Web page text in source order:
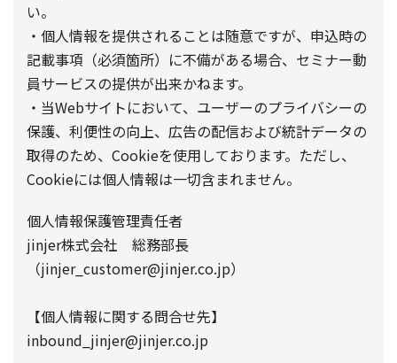
い。
・個人情報を提供されることは随意ですが、申込時の
記載事項（必須箇所）に不備がある場合、セミナー動
員サービスの提供が出来かねます。
・当Webサイトにおいて、ユーザーのプライバシーの
保護、利便性の向上、広告の配信および統計データの
取得のため、Cookieを使用しております。ただし、
Cookieには個人情報は一切含まれません。
個人情報保護管理責任者
jinjer株式会社 総務部長
（jinjer_customer@jinjer.co.jp）
【個人情報に関する問合せ先】
inbound_jinjer@jinjer.co.jp